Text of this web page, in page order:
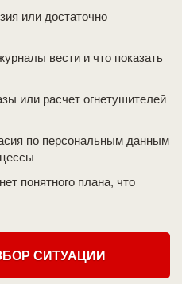
или достаточно
вести и что показать
или расчет огнетушителей
по персональным данным
понятного плана, что
СИТУАЦИИ